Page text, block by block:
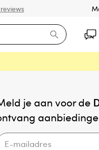
je aan voor de